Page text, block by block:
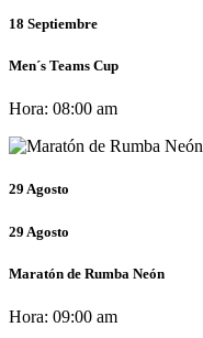
18 Septiembre
Men´s Teams Cup
Hora: 08:00 am
29 Agosto
29 Agosto
Maratón de Rumba Neón
Hora: 09:00 am